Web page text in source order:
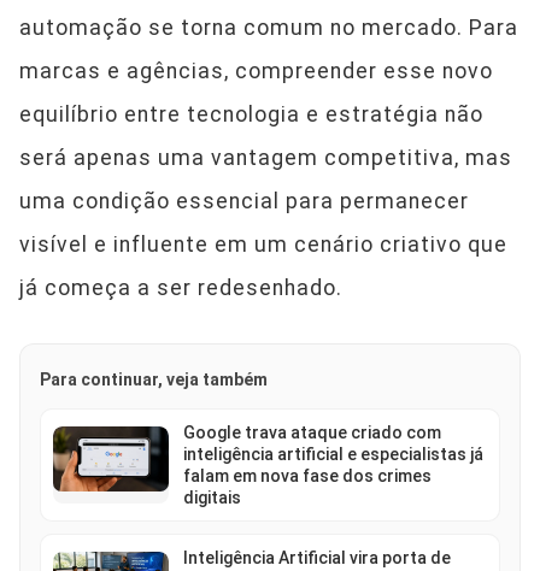
automação se torna comum no mercado. Para
marcas e agências, compreender esse novo
equilíbrio entre tecnologia e estratégia não
será apenas uma vantagem competitiva, mas
uma condição essencial para permanecer
visível e influente em um cenário criativo que
já começa a ser redesenhado.
Para continuar, veja também
Google trava ataque criado com
inteligência artificial e especialistas já
falam em nova fase dos crimes
digitais
Inteligência Artificial vira porta de